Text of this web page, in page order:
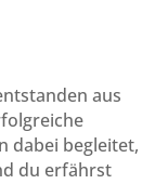
aus
dabei begleitet,
du erfährst